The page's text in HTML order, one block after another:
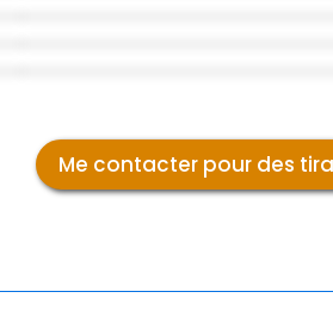
Me contacter pour des